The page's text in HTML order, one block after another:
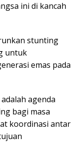
ini di kancah
stunting
untuk
emas pada
agenda
bagi masa
koordinasi antar